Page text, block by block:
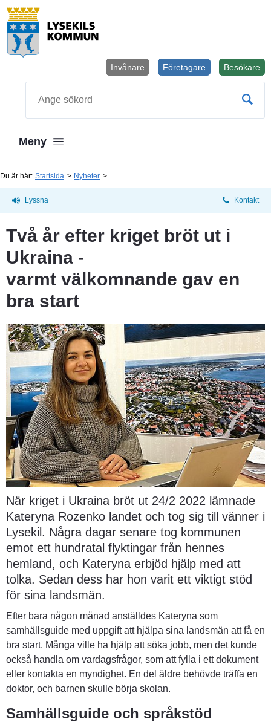
Besökare
Företagare
Invånare
Meny
Du är här: Startsida Nyheter
Lyssna Kontakt
Två år efter kriget bröt ut i
Ukraina -
varmt välkomnande gav en
bra start
När kriget i Ukraina bröt ut 24/2 2022 lämnade
Kateryna Rozenko landet och tog sig till vänner i
Lysekil. Några dagar senare tog kommunen
emot ett hundratal flyktingar från hennes
hemland, och Kateryna erbjöd hjälp med att
tolka. Sedan dess har hon varit ett viktigt stöd
för sina landsmän.
Efter bara någon månad anställdes Kateryna som
samhällsguide med uppgift att hjälpa sina landsmän att få en
bra start. Många ville ha hjälp att söka jobb, men det kunde
också handla om vardagsfrågor, som att fylla i ett dokument
eller kontakta en myndighet. En del äldre behövde träffa en
doktor, och barnen skulle börja skolan.
Samhällsguide och språkstöd